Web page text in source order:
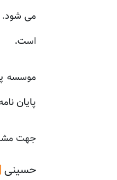
می شود.
است.
موسسه
پایان
جهت
|حسینی